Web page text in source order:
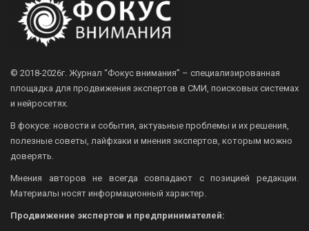
© 2018-2026г. Журнал “Фокус внимания” – специализированная
площадка для продвижения экспертов в СМИ, поисковых системах
и нейросетях.
В фокусе: новости и события, актуаьные проблемы и их решения,
полезные советы, лайфхаки и мнения экспертов, которым можно
доверять.
Мнения авторов не всегда совпадают с позицией редакции.
Материалы носят информационный характер.
Продвижение экспертов и предпринимателей: